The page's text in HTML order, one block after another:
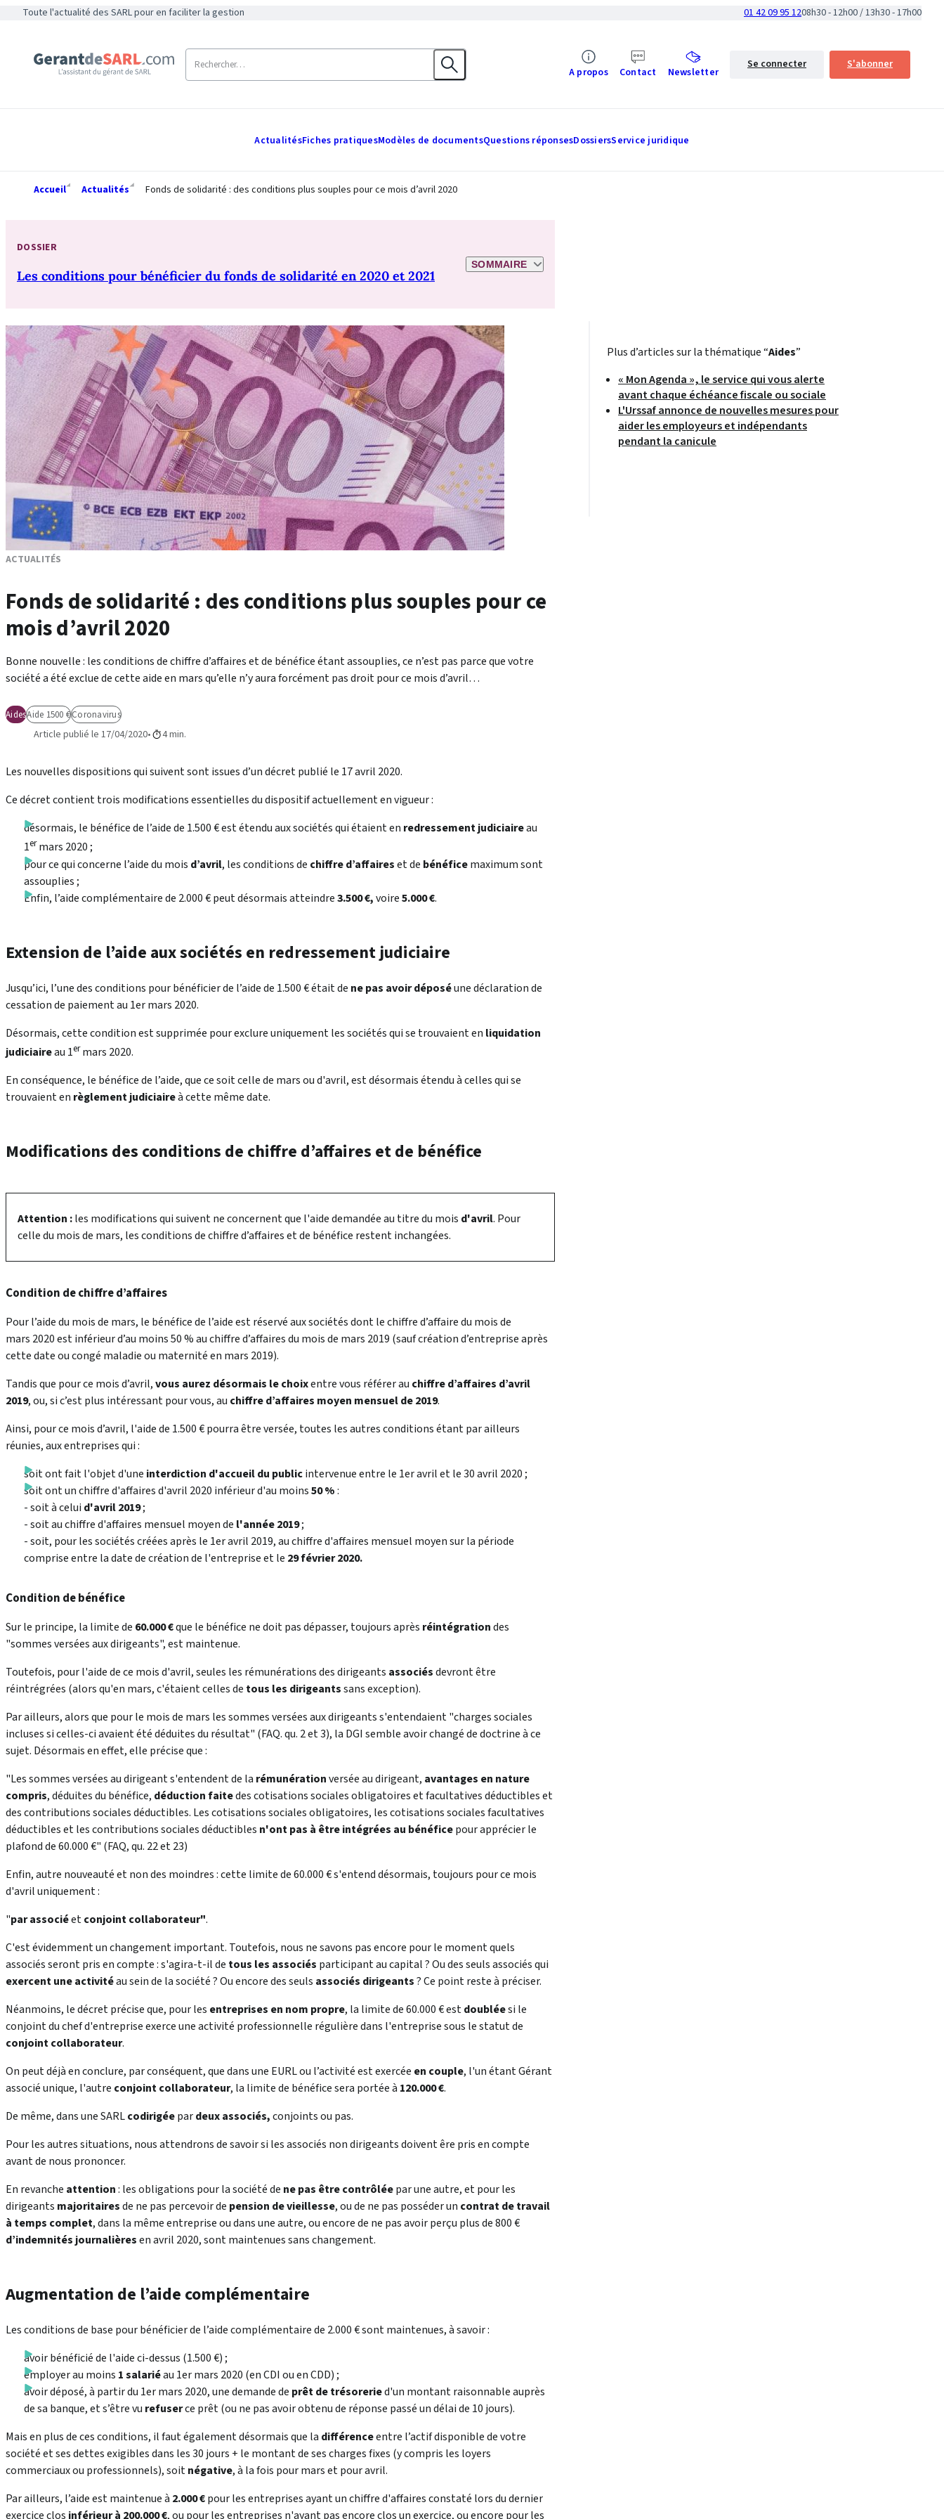
Toute l'actualité des SARL pour en faciliter la gestion 01 42 09 95 1208h30 - 12h00 / 13h30 - 17h00
A propos Contact Newsletter
Se connecter S'abonner
ActualitésFiches pratiquesModèles de documentsQuestions réponsesDossiersService juridique
Accueil Actualités Fonds de solidarité : des conditions plus souples pour ce mois d’avril 2020
DOSSIER
Les conditions pour bénéficier du fonds de solidarité en 2020 et 2021
SOMMAIRE
ACTUALITÉS
Fonds de solidarité : des conditions plus souples pour ce
mois d’avril 2020
Bonne nouvelle : les conditions de chiffre d’affaires et de bénéfice étant assouplies, ce n’est pas parce que votre
société a été exclue de cette aide en mars qu’elle n’y aura forcément pas droit pour ce mois d’avril…
AidesAide 1500 €Coronavirus
Article publié le 17/04/2020 4 min.
Les nouvelles dispositions qui suivent sont issues d’un décret publié le 17 avril 2020.
Ce décret contient trois modifications essentielles du dispositif actuellement en vigueur :
désormais, le bénéfice de l’aide de 1.500 € est étendu aux sociétés qui étaient en redressement judiciaireau
1ermars 2020 ;
pour ce qui concerne l’aide du mois d’avril, les conditions de chiffre d’affaireset de bénéficemaximum sont
assouplies ;
Enfin, l’aide complémentaire de 2.000 € peut désormais atteindre3.500 €,voire5.000 €.
Extension de l’aide aux sociétés en redressement judiciaire
Jusqu’ici, l’une des conditions pour bénéficier de l’aide de 1.500 € était de ne pas avoir déposéune déclaration de
cessation de paiement au 1er mars 2020.
Désormais, cette condition est supprimée pour exclure uniquement les sociétés qui se trouvaient en liquidation
judiciaireau 1ermars 2020.
En conséquence, le bénéfice de l’aide, que ce soit celle de mars ou d'avril, est désormais étendu à celles qui se
trouvaient en règlement judiciaireà cette même date.
Modifications des conditions de chiffre d’affaires et de bénéfice
Attention :les modifications qui suivent ne concernent que l'aide demandée au titre du mois d'avril. Pour
celle du mois de mars, les conditions de chiffre d’affaires et de bénéfice restent inchangées.
Condition de chiffre d’affaires
Pour l’aide du mois de mars, le bénéfice de l’aide est réservé aux sociétés dont le chiffre d’affaire du mois de
mars 2020 est inférieur d’au moins 50 % au chiffre d’affaires du mois de mars 2019 (sauf création d’entreprise après
cette date ou congé maladie ou maternité en mars 2019).
Tandis que pour ce mois d’avril,vous aurez désormais le choixentre vous référer au chiffre d’affaires d’avril
2019, ou, si c’est plus intéressant pour vous, au chiffre d’affaires moyen mensuel de 2019.
Ainsi, pour ce mois d’avril, l'aide de 1.500 € pourra être versée, toutes les autres conditions étant par ailleurs
réunies, aux entreprises qui :
soit ont fait l'objet d'une interdiction d'accueil du publicintervenue entre le 1er avril et le 30 avril 2020 ;
soit ont un chiffre d'affaires d'avril 2020 inférieur d'au moins50 %:
- soit à celui d'avril 2019;
- soit au chiffre d'affaires mensuel moyen de l'année 2019;
- soit, pour les sociétés créées après le 1er avril 2019, au chiffre d'affaires mensuel moyen sur la période
comprise entre la date de création de l'entreprise et le 29 février 2020.
Condition de bénéfice
Sur le principe, la limite de 60.000 €que le bénéfice ne doit pas dépasser, toujours après réintégrationdes
"sommes versées aux dirigeants", est maintenue.
Toutefois, pour l'aide de ce mois d'avril, seules les rémunérations des dirigeants associésdevront être
réintrégrées (alors qu'en mars, c'étaient celles de tous les dirigeantssans exception).
Par ailleurs, alors que pour le mois de mars les sommes versées aux dirigeants s'entendaient "charges sociales
incluses si celles-ci avaient été déduites du résultat" (FAQ. qu. 2 et 3), la DGI semble avoir changé de doctrine à ce
sujet. Désormais en effet, elle précise que :
"Les sommes versées au dirigeant s'entendent de la rémunérationversée au dirigeant, avantages en nature
compris, déduites du bénéfice, déduction faitedes cotisations sociales obligatoires et facultatives déductibles et
des contributions sociales déductibles. Les cotisations sociales obligatoires, les cotisations sociales facultatives
déductibles et les contributions sociales déductibles n'ont pas à être intégrées au bénéficepour apprécier le
plafond de 60.000 €" (FAQ, qu. 22 et 23)
Enfin, autre nouveauté et non des moindres : cette limite de 60.000 € s'entend désormais, toujours pour ce mois
d'avril uniquement :
"par associéetconjoint collaborateur".
C'est évidemment un changement important. Toutefois, nous ne savons pas encore pour le moment quels
associés seront pris en compte : s'agira-t-il de tous les associés participant au capital ? Ou des seuls associés qui
exercent une activitéau sein de la société ? Ou encore des seuls associés dirigeants? Ce point reste à préciser.
Néanmoins, le décret précise que, pour les entreprises en nom propre, la limite de 60.000 € estdoubléesi le
conjoint du chef d'entreprise exerce une activité professionnelle régulière dans l'entreprise sous le statut de
conjoint collaborateur.
On peut déjà en conclure, par conséquent, que dans une EURL ou l’activité est exercée en couple, l'un étant Gérant
associé unique, l'autre conjoint collaborateur, la limite de bénéfice sera portée à 120.000 €.
De même, dans une SARLcodirigéepardeux associés,conjoints ou pas.
Pour les autres situations, nous attendrons de savoir si les associés non dirigeants doivent êre pris en compte
avant de nous prononcer.
En revanche attention: les obligations pour la société de ne pas être contrôléepar une autre, et pour les
dirigeants majoritairesde ne pas percevoir de pension de vieillesse, ou de ne pas posséder un contrat de travail
à temps complet, dans la même entreprise ou dans une autre, ou encore de ne pas avoir perçu plus de 800 €
d’indemnités journalièresen avril 2020, sont maintenues sans changement.
Augmentation de l’aide complémentaire
Les conditions de base pour bénéficier de l’aide complémentaire de 2.000 € sont maintenues, à savoir :
avoir bénéficié de l'aide ci-dessus (1.500 €) ;
employer au moins 1 salariéau 1er mars 2020 (en CDI ou en CDD) ;
avoir déposé, à partir du 1er mars 2020, une demande de prêt de trésoreried'un montant raisonnable auprès
de sa banque, et s’être vu refuserce prêt (ou ne pas avoir obtenu de réponse passé un délai de 10 jours).
Mais en plus de ces conditions, il faut également désormais que la différenceentre l’actif disponible de votre
société et ses dettes exigibles dans les 30 jours + le montant de ses charges fixes (y compris les loyers
commerciaux ou professionnels), soitnégative, à la fois pour mars et pour avril.
Par ailleurs, l’aide est maintenue à 2.000 €pour les entreprises ayant un chiffre d'affaires constaté lors du dernier
exercice clos inférieur à 200.000 €, ou pour les entreprises n'ayant pas encore clos un exercice, ou encore pour les
Plus d’articles sur la thématique “Aides”
« Mon Agenda », le service qui vous alerte
avant chaque échéance fiscale ou sociale
L'Urssaf annonce de nouvelles mesures pour
aider les employeurs et indépendants
pendant la canicule